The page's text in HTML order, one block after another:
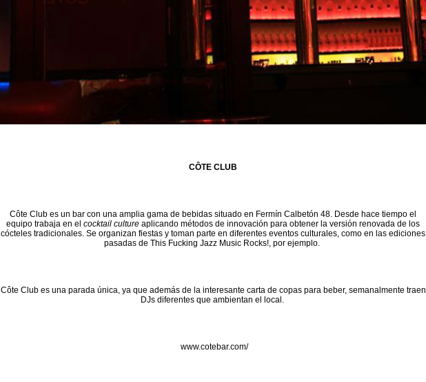
CÔTE CLUB
Côte Club es un bar con una amplia gama de bebidas situado en Fermín Calbetón 48. Desde hace tiempo el
equipo trabaja en el cocktail culture aplicando métodos de innovación para obtener la versión renovada de los
cócteles tradicionales. Se organizan fiestas y toman parte en diferentes eventos culturales, como en las ediciones
pasadas de This Fucking Jazz Music Rocks!, por ejemplo.
Côte Club es una parada única, ya que además de la interesante carta de copas para beber, semanalmente traen
DJs diferentes que ambientan el local.
www.cotebar.com/